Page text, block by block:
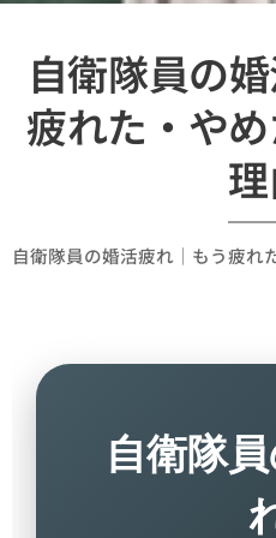
自衛隊員の
疲れた・や
自衛隊員の婚活疲れ｜もう疲れ
自衛隊